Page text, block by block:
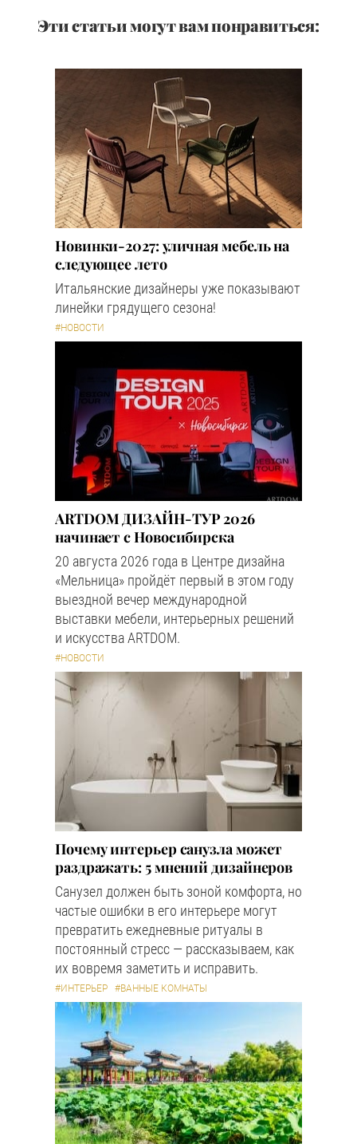
Эти статьи могут вам понравиться:
Новинки-2027: уличная мебель на
следующее лето
Итальянские дизайнеры уже показывают
линейки грядущего сезона!
#НОВОСТИ
ARTDOM ДИЗАЙН-ТУР 2026
начинает с Новосибирска
20 августа 2026 года в Центре дизайна
«Мельница» пройдёт первый в этом году
выездной вечер международной
выставки мебели, интерьерных решений
и искусства ARTDOM.
#НОВОСТИ
Почему интерьер санузла может
раздражать: 5 мнений дизайнеров
Санузел должен быть зоной комфорта, но
частые ошибки в его интерьере могут
превратить ежедневные ритуалы в
постоянный стресс — рассказываем, как
их вовремя заметить и исправить.
#ИНТЕРЬЕР #ВАННЫЕ КОМНАТЫ